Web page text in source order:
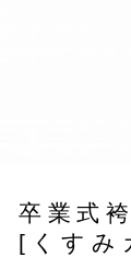
卒業式
[くすみ